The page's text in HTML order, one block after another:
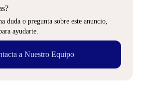
duda o pregunta sobre este anuncio,
ayudarte.
a Nuestro Equipo